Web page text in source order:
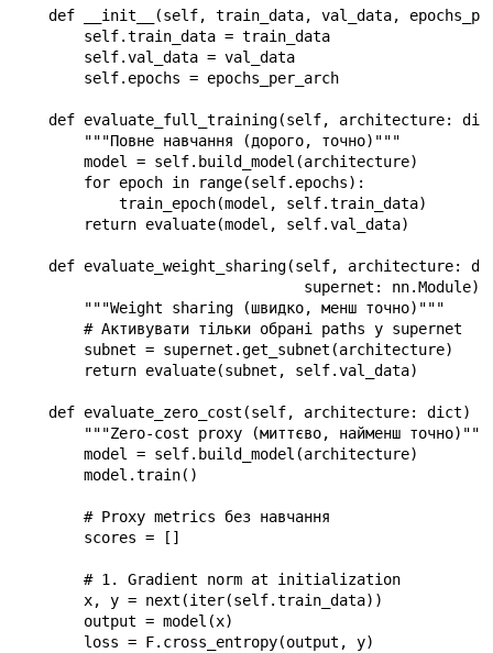
def __init__(self, train_data, val_data,
        self.train_data = train_data
        self.val_data = val_data
        self.epochs = epochs_per_arch
def evaluate_full_training(self, architecture:
        """Повне навчання (дорого, точно)"""
        model = self.build_model(architecture)
        for epoch in range(self.epochs):
            train_epoch(model, self.train_data)
        return evaluate(model, self.val_data)
def evaluate_weight_sharing(self, architecture:
supernet: nn.Module)
        """Weight sharing (швидко, менш точно)"""
        # Активувати тільки обрані paths у supernet
        subnet = supernet.get_subnet(architecture)
        return evaluate(subnet, self.val_data)
def evaluate_zero_cost(self, architecture: dict) -
        """Zero-cost proxy (миттєво, найменш точно)"""
        model = self.build_model(architecture)
        model.train()
        # Proxy metrics без навчання
        scores = []
        # 1. Gradient norm at initialization
        x, y = next(iter(self.train_data))
        output = model(x)
        loss = F.cross_entropy(output, y)